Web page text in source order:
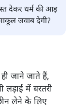
देकर धर्म की आड़
जवाब देगी?
जाने जाते हैं,
में बरतरी
लेने के लिए